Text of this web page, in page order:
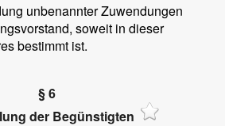
unbenannter Zuwendungen
soweit in dieser
bestimmt ist.
§ 6
der Begünstigten